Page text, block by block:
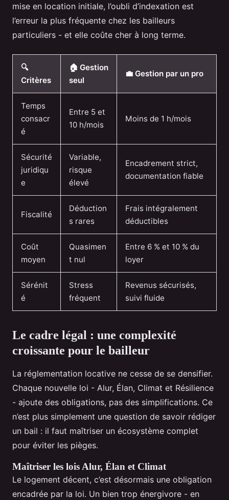
mise en location initiale, l’oubli d’indexation est
l’erreur la plus fréquente chez les bailleurs
particuliers - et elle coûte cher à long terme.
🔍
Critères
🏠 Gestion
seul
💼 Gestion par un pro
Temps
consacr
é
Entre 5 et
10 h/mois
Moins de 1 h/mois
Sécurité
juridiqu
e
Variable,
risque
élevé
Encadrement strict,
documentation fiable
Fiscalité
Déduction
s rares
Frais intégralement
déductibles
Coût
moyen
Quasimen
t nul
Entre 6 % et 10 % du
loyer
Sérénit
é
Stress
fréquent
Revenus sécurisés,
suivi fluide
Le cadre légal : une complexité
croissante pour le bailleur
La réglementation locative ne cesse de se densifier.
Chaque nouvelle loi - Alur, Élan, Climat et Résilience
- ajoute des obligations, pas des simplifications. Ce
n’est plus simplement une question de savoir rédiger
un bail : il faut maîtriser un écosystème complet
pour éviter les pièges.
Maîtriser les lois Alur, Élan et Climat
Le logement décent, c’est désormais une obligation
encadrée par la loi. Un bien trop énergivore - en